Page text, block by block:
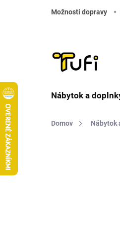
Možnosti dopravy
Nábytok a
Domov Nábytok